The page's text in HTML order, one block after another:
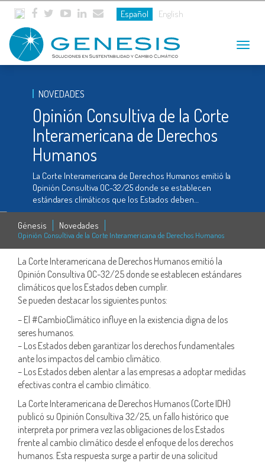
Español English
Toggle
NOVEDADES
Opinión Consultiva de la Corte
Interamericana de Derechos
Humanos
La Corte Interamericana de Derechos Humanos emitió la
Opinión Consultiva OC-32/25 donde se establecen
estándares climáticos que los Estados deben…
Génesis Novedades
Opinión Consultiva de la Corte Interamericana de Derechos Humanos
La Corte Interamericana de Derechos Humanos emitió la
Opinión Consultiva OC-32/25 donde se establecen estándares
climáticos que los Estados deben cumplir.
Se pueden destacar los siguientes puntos:
– El #CambioClimático influye en la existencia digna de los
seres humanos.
– Los Estados deben garantizar los derechos fundamentales
ante los impactos del cambio climático.
– Los Estados deben alentar a las empresas a adoptar medidas
efectivas contra el cambio climático.
La Corte Interamericana de Derechos Humanos (Corte IDH)
publicó su Opinión Consultiva 32/25, un fallo histórico que
interpreta por primera vez las obligaciones de los Estados
frente al cambio climático desde el enfoque de los derechos
humanos. Esta respuesta surge a partir de una solicitud